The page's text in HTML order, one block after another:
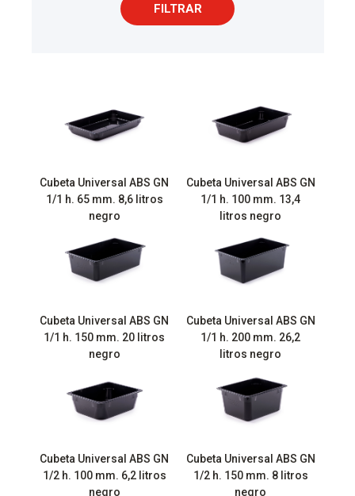
FILTRAR
Cubeta Universal ABS GN
1/1 h. 65 mm. 8,6 litros
negro
Cubeta Universal ABS GN
1/1 h. 100 mm. 13,4
litros negro
Cubeta Universal ABS GN
1/1 h. 150 mm. 20 litros
negro
Cubeta Universal ABS GN
1/1 h. 200 mm. 26,2
litros negro
Cubeta Universal ABS GN
1/2 h. 100 mm. 6,2 litros
negro
Cubeta Universal ABS GN
1/2 h. 150 mm. 8 litros
negro